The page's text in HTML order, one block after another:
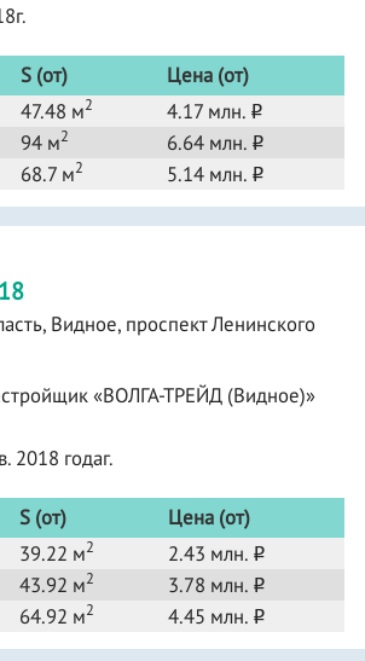
S (от)
Цена (от)
47.48 м2 4.17 млн. o
94 м2 6.64 млн. o
68.7 м2 5.14 млн. o
Видное, проспект Ленинского
«ВОЛГА-ТРЕЙД (Видное)»
2018 годаг.
S (от)
Цена (от)
39.22 м2 2.43 млн. o
43.92 м2 3.78 млн. o
64.92 м2 4.45 млн. o